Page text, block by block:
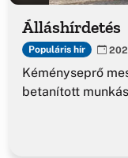
Álláshírdetés
Populáris hír
Kéményseprő
betanított